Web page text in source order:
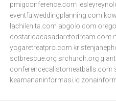
pmigconference.com
eventfulweddingplanning.com
lachilenita.com abgolo.com
costaricacasadaretodream.com
yogaretreatpro.com
sctbrescue.org srchurch.org
conferencecallstomeatballs.com
keamananinformasi.id